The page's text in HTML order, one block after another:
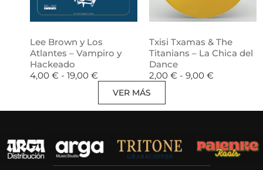
Lee Brown y Los
Atlantes – Vampiro y
Hackeado
4,00 € - 19,00 €
Txisi Txamas & The
Titanians – La Chica del
Dance
2,00 € - 9,00 €
VER MÁS